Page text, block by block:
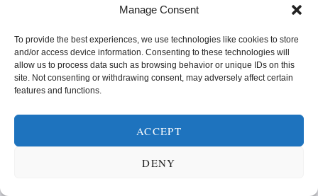
Manage Consent
To provide the best experiences, we use technologies like cookies to store
and/or access device information. Consenting to these technologies will
allow us to process data such as browsing behavior or unique IDs on this
site. Not consenting or withdrawing consent, may adversely affect certain
features and functions.
ACCEPT
DENY